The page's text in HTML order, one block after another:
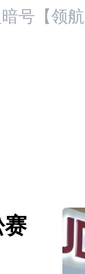
号【领